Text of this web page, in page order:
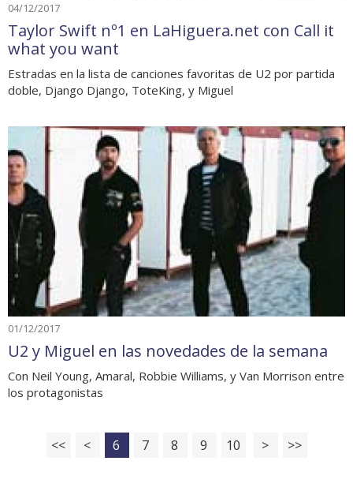
04/12/2017
Taylor Swift nº1 en LaHiguera.net con Call it
what you want
Estradas en la lista de canciones favoritas de U2 por partida
doble, Django Django, ToteKing, y Miguel
01/12/2017
U2 y Miguel en las novedades de la semana
Con Neil Young, Amaral, Robbie Williams, y Van Morrison entre
los protagonistas
<< < 6 7 8 9 10 > >>